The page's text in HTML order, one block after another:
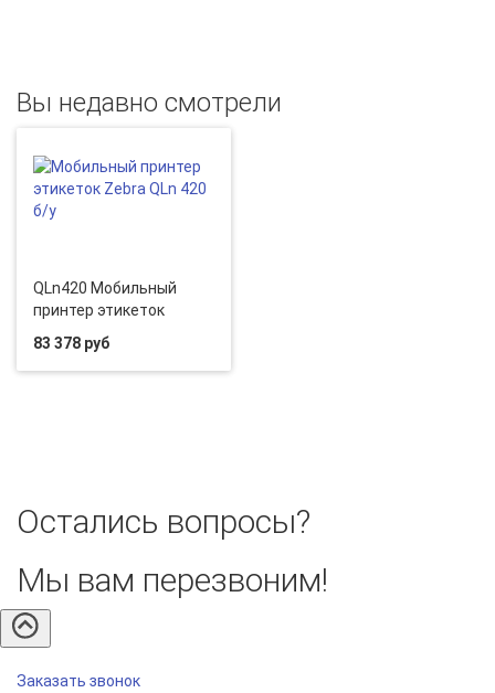
Вы недавно смотрели
QLn420 Мобильный
принтер этикеток
83 378 руб
Остались вопросы?
Мы вам перезвоним!
Заказать звонок